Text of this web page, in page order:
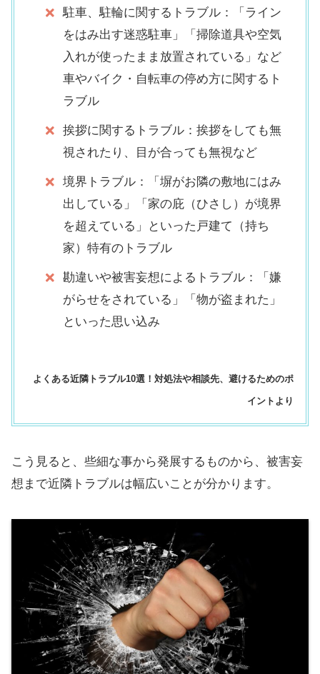
駐車、駐輪に関するトラブル：「ライン
をはみ出す迷惑駐車」「掃除道具や空気
入れが使ったまま放置されている」など
車やバイク・自転車の停め方に関するト
ラブル
挨拶に関するトラブル：挨拶をしても無
視されたり、目が合っても無視など
境界トラブル：「塀がお隣の敷地にはみ
出している」「家の庇（ひさし）が境界
を超えている」といった戸建て（持ち
家）特有のトラブル
勘違いや被害妄想によるトラブル：「嫌
がらせをされている」「物が盗まれた」
といった思い込み
よくある近隣トラブル10選！対処法や相談先、避けるためのポ
イント より
こう見ると、些細な事から発展するものから、被害妄
想まで近隣トラブルは幅広いことが分かります。